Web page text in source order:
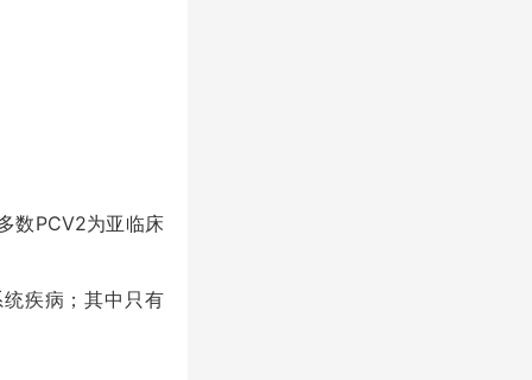
数PCV2为亚临床
疾病；其中只有